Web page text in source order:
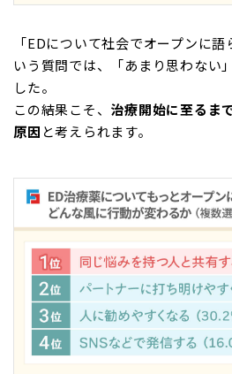
「EDについて社会でオープンに
いう質問では、「あまり思わない
した。
この結果こそ、 治療開始に至るま
原因 と考えられます。